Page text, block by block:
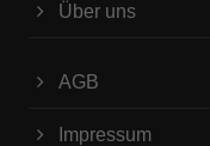
Über uns
AGB
Impressum